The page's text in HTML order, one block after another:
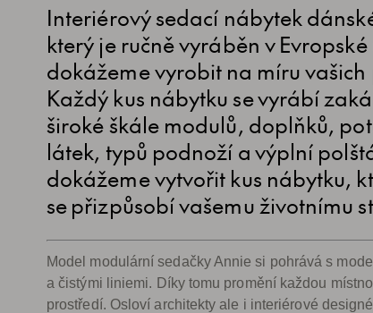
Interiérový sedací nábytek
který je ručně vyráběn v
dokážeme vyrobit na míru
Každý kus nábytku se vyrábí
široké škále modulů, doplňků,
látek, typů podnoží a výplní
dokážeme vytvořit kus nábytku,
se přizpůsobí vašemu životnímu
Model modulární sedačky Annie si pohrává s
a čistými liniemi. Díky tomu promění každou
prostředí. Osloví architekty ale i interiérové